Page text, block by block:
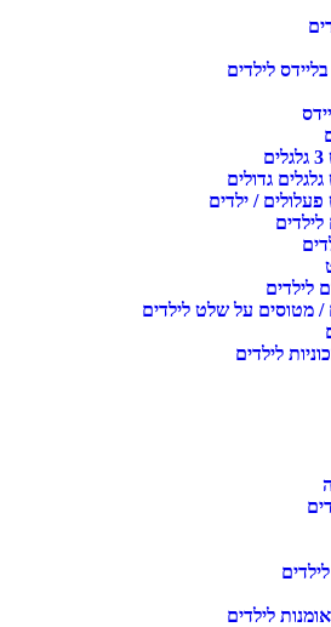
לילדים
גדולים
פעלולים / ילדים
לילדים
לילדים
/ מטוסים על שלט לילדים
לילדים
לילדים